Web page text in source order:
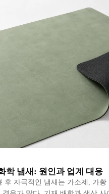
학 냄새: 원인과 업계 대응
후 자극적인 냄새는 가소제, 가황